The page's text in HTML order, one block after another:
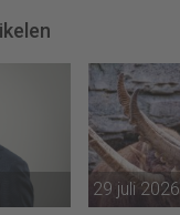
29 juli 2026